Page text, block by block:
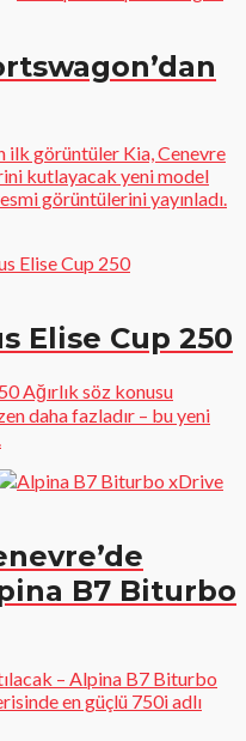
ilk görüntüler Kia, Cenevre
kutlayacak yeni model
görüntülerini yayınladı.
Elise Cup 250
Ağırlık söz konusu
daha fazladır – bu yeni
B7 Biturbo
– Alpina B7 Biturbo
en güçlü 750i adlı